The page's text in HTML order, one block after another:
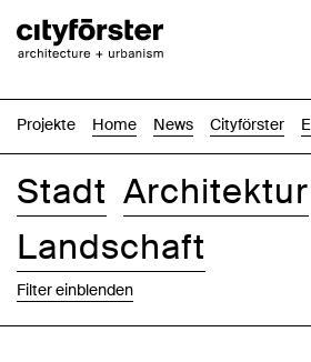
Projekte Home News Cityförster
Stadt Architektur
Landschaft
Filter einblenden